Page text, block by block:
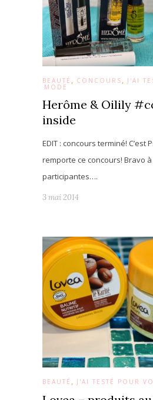
BEAUTÉ , CONCOURS , J'AI
MODE
Herôme & Oilily
inside
EDIT : concours terminé! C’est
remporte ce concours! Bravo
participantes….
3 mai 2014
BEAUTÉ J'AI TESTÉ POUR